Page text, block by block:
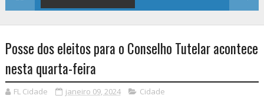
Posse dos eleitos para o Conselho Tutelar acontece
nesta quarta-feira
FL Cidade janeiro 09, 2024 Cidade